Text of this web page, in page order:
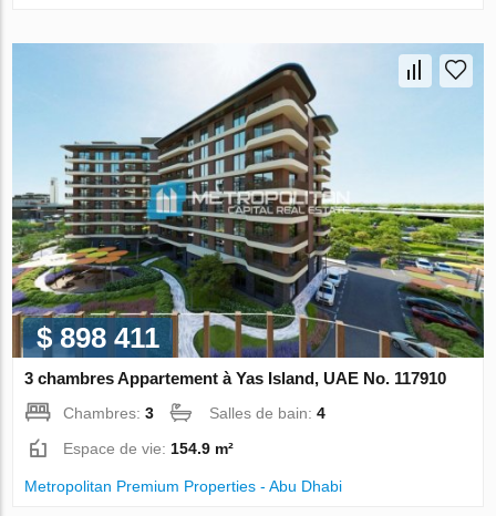
$ 898 411
3 chambres Appartement à Yas Island, UAE No. 117910
Chambres:3 Salles de bain:4
Espace de vie: 154.9 m²
Metropolitan Premium Properties - Abu Dhabi